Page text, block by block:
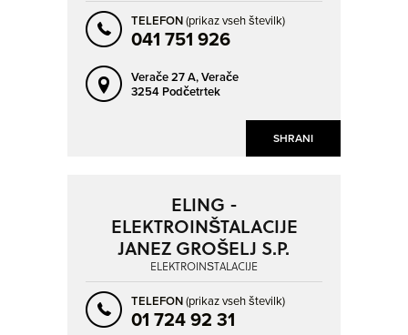
SHRANI
TELEFON(prikaz vseh številk)
041 751 926
Verače 27 A,Verače
3254 Podčetrtek
ELING -
ELEKTROINŠTALACIJE
JANEZ GROŠELJ S.P.
ELEKTROINŠTALACIJE
TELEFON(prikaz vseh številk)
01 724 92 31